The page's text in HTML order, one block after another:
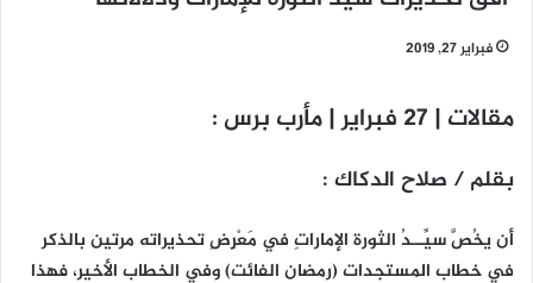
فبراير 27, 2019
مقالات | 27 فبراير | مأرب برس :
بقلم / صلاح الدكاك :
أن يخُصَّ سيِّــدُ الثورة الإماراتِ في مَعْرِضِ تحذيراته مرتين بالذكر
في خطاب المستجدات (رمضان الفائت) وفي الخطاب الأخير، فهذا